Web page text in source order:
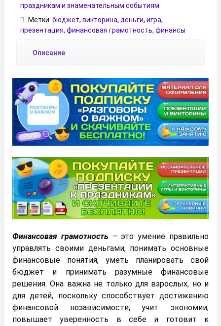
праздникам и знаменательным событиям
Метки: бюджет, викторина, деньги, игра,
презентация, финансовая грамотность, финансы
Описание
Финансовая грамотность – это умение правильно
управлять своими деньгами, понимать основные
финансовые понятия, уметь планировать свой
бюджет и принимать разумные финансовые
решения. Она важна не только для взрослых, но и
для детей, поскольку способствует достижению
финансовой независимости, учит экономии,
повышает уверенность в себе и готовит к